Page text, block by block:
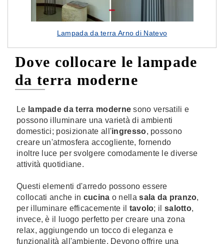
Lampada da terra Arno di Natevo
Dove collocare le lampade
da terra moderne
Le lampade da terra moderne sono versatili e
possono illuminare una varietà di ambienti
domestici; posizionate all'ingresso, possono
creare un'atmosfera accogliente, fornendo
inoltre luce per svolgere comodamente le diverse
attività quotidiane.
Questi elementi d'arredo possono essere
collocati anche in cucina o nellasala da pranzo,
per illuminare efficacemente il tavolo; il salotto,
invece, è il luogo perfetto per creare una zona
relax, aggiungendo un tocco di eleganza e
funzionalità all'ambiente. Devono offrire una